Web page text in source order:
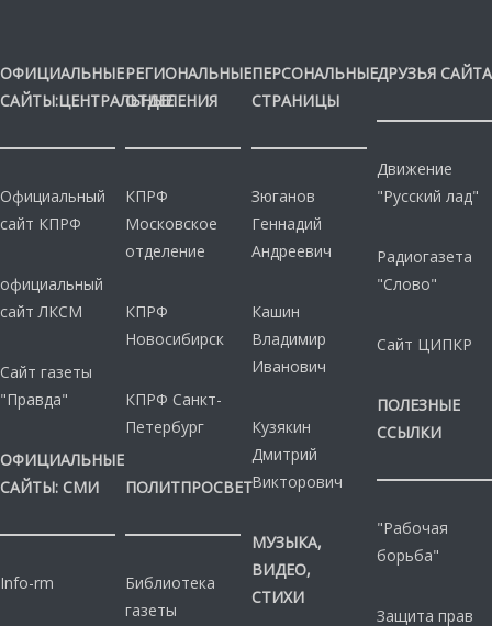
ОФИЦИАЛЬНЫЕ
САЙТЫ:ЦЕНТРАЛЬНЫЕ
Официальный
сайт КПРФ
официальный
сайт ЛКСМ
Сайт газеты
"Правда"
ОФИЦИАЛЬНЫЕ
САЙТЫ: СМИ
Info-rm
РЕГИОНАЛЬНЫЕ
ОТДЕЛЕНИЯ
КПРФ
Московское
отделение
КПРФ
Новосибирск
КПРФ Санкт-
Петербург
ПОЛИТПРОСВЕТ
Библиотека
газеты
ПЕРСОНАЛЬНЫЕ
СТРАНИЦЫ
Зюганов
Геннадий
Андреевич
Кашин
Владимир
Иванович
Кузякин
Дмитрий
Викторович
МУЗЫКА,
ВИДЕО,
СТИХИ
ДРУЗЬЯ САЙТА
Движение
"Русский лад"
Радиогазета
"Слово"
Сайт ЦИПКР
ПОЛЕЗНЫЕ
ССЫЛКИ
"Рабочая
борьба"
Защита прав